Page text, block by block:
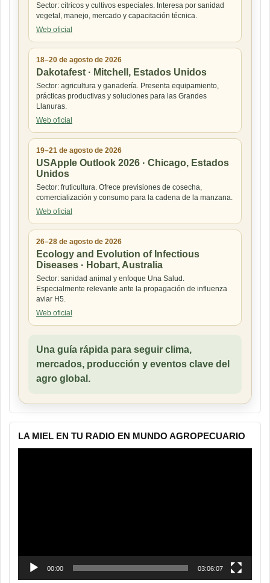
Sector: cítricos y cultivos especiales. Interesa por sanidad
vegetal, manejo, mercado y capacitación técnica.
Web oficial
18–20 de agosto de 2026
Dakotafest · Mitchell, Estados Unidos
Sector: agricultura y ganadería. Presenta equipamiento,
prácticas productivas y soluciones para las Grandes
Llanuras.
Web oficial
19–21 de agosto de 2026
USApple Outlook 2026 · Chicago, Estados
Unidos
Sector: fruticultura. Ofrece previsiones de cosecha,
comercialización y consumo para la cadena de la manzana.
Web oficial
26–28 de agosto de 2026
Ecology and Evolution of Infectious
Diseases · Hobart, Australia
Sector: sanidad animal y enfoque Una Salud.
Especialmente relevante ante la propagación de influenza
aviar H5.
Web oficial
Una guía rápida para seguir clima,
mercados, producción y eventos clave del
agro global.
LA MIEL EN TU RADIO EN MUNDO AGROPECUARIO
00:00 03:06:07